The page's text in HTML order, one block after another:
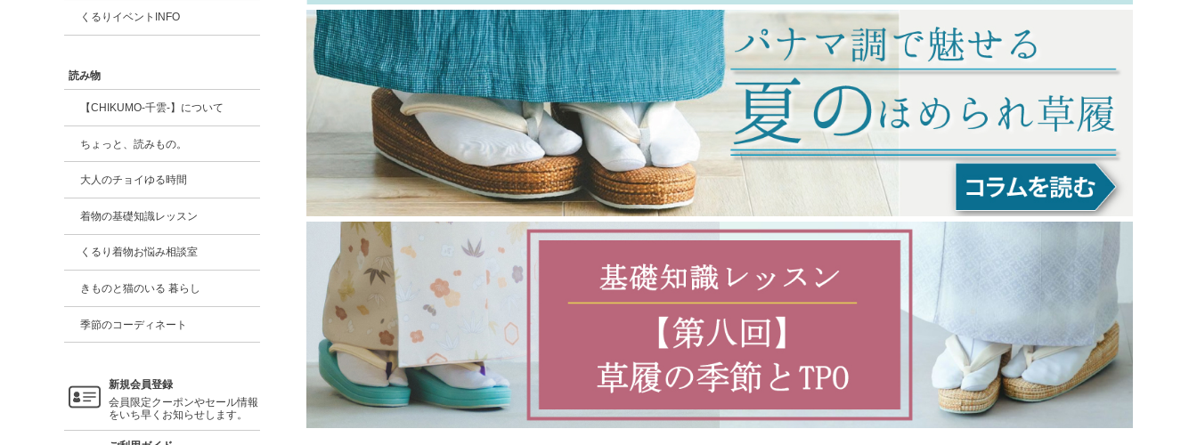
くるりイベントINFO
読み物
【CHIKUMO-千雲-】について
ちょっと、読みもの。
大人のチョイゆる時間
着物の基礎知識レッスン
くるり着物お悩み相談室
きものと猫のいる 暮らし
季節のコーディネート
新規会員登録
会員限定クーポンやセール情報
をいち早くお知らせします。